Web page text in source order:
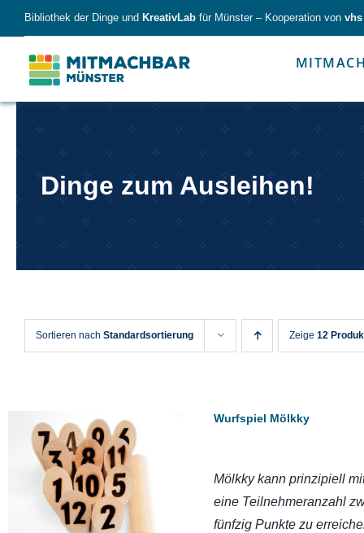
content
Bibliothek der Dinge und KreativLab für Münster – Kooperation von vhs
Forschen
Forschen
Nimm die
Dinge zum Ausleihen!
Sortieren nach Standardsortierung Zeige 12
Wurfspiel Mölkky
Mölkky kann prinzipiell
eine Teilnehmeranzahl
fünfzig Punkte zu